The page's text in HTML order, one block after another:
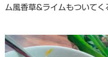
ム風香草&ライムもついてく